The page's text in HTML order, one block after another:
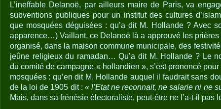
L’ineffable Delanoë, par ailleurs maire de Paris, va
subventions publiques pour un institut des cultures
que mosquées déguisées : qu’a dit M. Hollande ? Avec
apparence…) Vaillant, ce Delanoë là a approuvé les
organisé, dans la maison commune municipale, des
jeûne religieux du ramadan… Qu’a dit M. Hollande ? Le
du comité de campagne « hollandien », s’est prononcé
mosquées : qu’en dit M. Hollande auquel il faudrait sans
de la loi de 1905 dit : « l’Etat ne reconnait, ne salarie ni ne
Mais, dans sa frénésie électoraliste, peut-être ne l’a-t-il pas